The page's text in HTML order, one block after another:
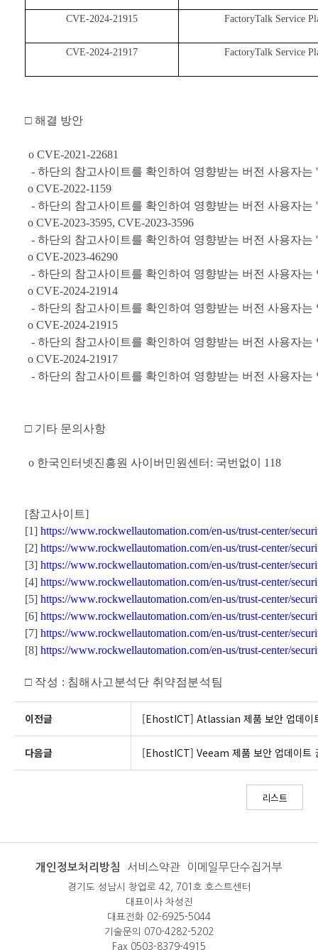
CVE-2024-21915 FactoryTalk Service
CVE-2024-21917 FactoryTalk Service
□ 해결 방안
o CVE-2021-22681
-하단의 참고사이트를 확인하여 영향받는 버전 사용자는
o CVE-2022-1159
-하단의 참고사이트를 확인하여 영향받는 버전 사용자는
o CVE-2023-3595, CVE-2023-3596
-하단의 참고사이트를 확인하여 영향받는 버전 사용자는
o CVE-2023-46290
-하단의 참고사이트를 확인하여 영향받는 버전 사용자는
o CVE-2024-21914
-하단의 참고사이트를 확인하여 영향받는 버전 사용자는
o CVE-2024-21915
-하단의 참고사이트를 확인하여 영향받는 버전 사용자는
o CVE-2024-21917
-하단의 참고사이트를 확인하여 영향받는 버전 사용자는
□ 기타 문의사항
o 한국인터넷진흥원 사이버민원센터 : 국번없이 118
[참고사이트]
[1] https://www.rockwellautomation.com/en-us/trust-center/
[2] https://www.rockwellautomation.com/en-us/trust-center/
[3] https://www.rockwellautomation.com/en-us/trust-center/
[4] https://www.rockwellautomation.com/en-us/trust-center/
[5] https://www.rockwellautomation.com/en-us/trust-center/
[6] https://www.rockwellautomation.com/en-us/trust-center/
[7] https://www.rockwellautomation.com/en-us/trust-center/
[8] https://www.rockwellautomation.com/en-us/trust-center/
□ 작성 : 침해사고분석단 취약점분석팀
이전글 [EhostICT] Atlassian 제품 보안 업데이
다음글 [EhostICT] Veeam 제품 보안 업데이트
리스트
개인정보처리방침 서비스약관 이메일무단수집거부
경기도 성남시 창업로 42, 701호 호스트센터
대표이사 차성진
대표전화 02-6925-5044
기술문의 070-4282-5202
Fax 0503-8379-4915